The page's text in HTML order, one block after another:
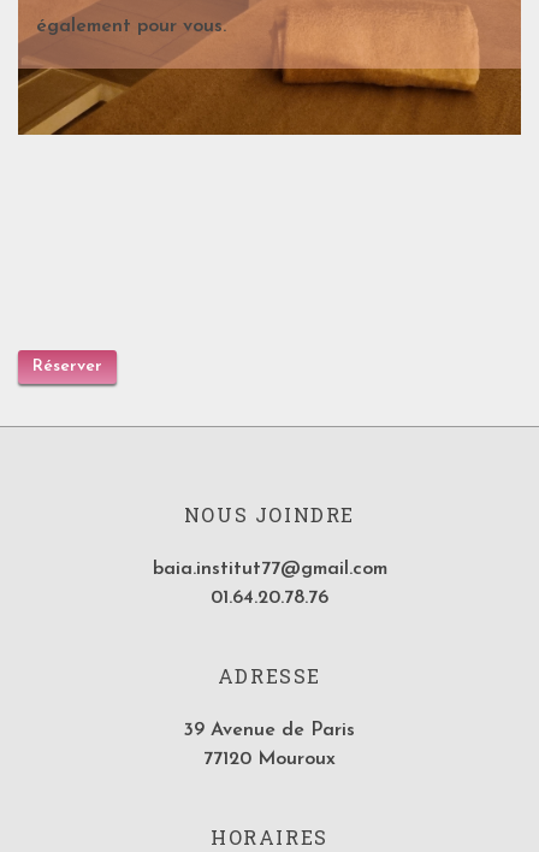
également pour vous.
Réserver
NOUS JOINDRE
baia.institut77@gmail.com
01.64.20.78.76
ADRESSE
39 Avenue de Paris
77120 Mouroux
HORAIRES